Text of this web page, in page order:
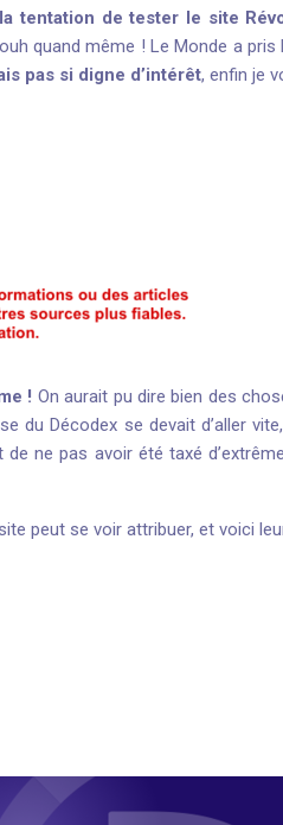
tentation de tester le site
quand même ! Le Monde a
pas si digne d’intérêt, enfin je
! On aurait pu dire bien des
du Décodex se devait d’aller
ne pas avoir été taxé
peut se voir attribuer, et voici